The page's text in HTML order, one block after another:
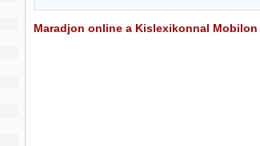
Maradjon online a Kislexikonnal Mobilon